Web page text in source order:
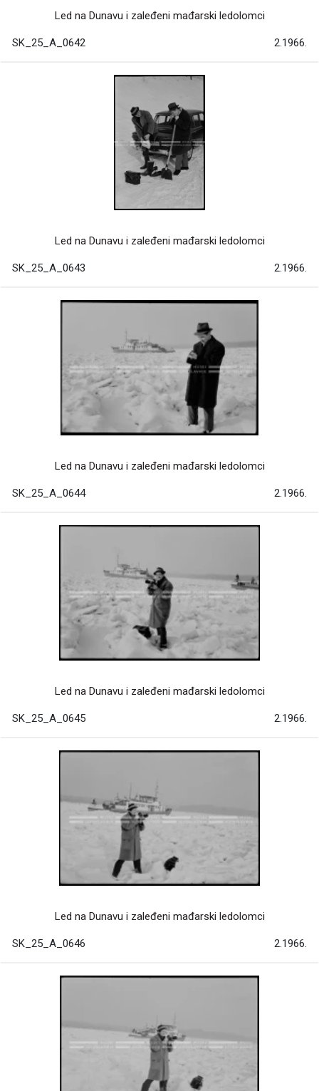
Led na Dunavu i zaleđeni mađarski ledolomci
SK_25_A_0642 2.1966.
Led na Dunavu i zaleđeni mađarski ledolomci
SK_25_A_0643 2.1966.
Led na Dunavu i zaleđeni mađarski ledolomci
SK_25_A_0644 2.1966.
Led na Dunavu i zaleđeni mađarski ledolomci
SK_25_A_0645 2.1966.
Led na Dunavu i zaleđeni mađarski ledolomci
SK_25_A_0646 2.1966.